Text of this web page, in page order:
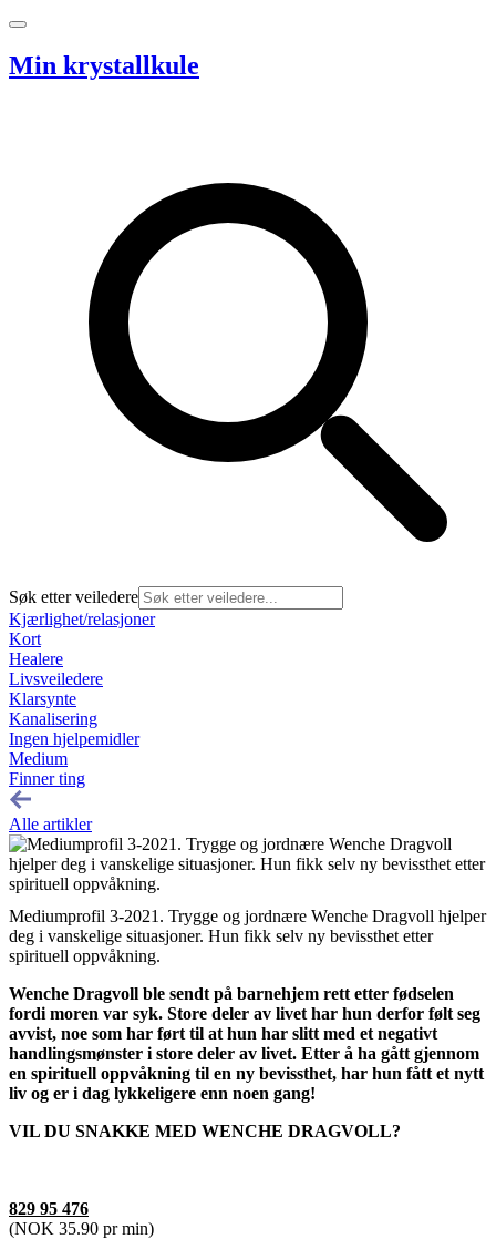
Hopp til innhold
Min krystallkule
Søk etter veiledere
Kjærlighet/relasjoner
Kort
Healere
Livsveiledere
Klarsynte
Kanalisering
Ingen hjelpemidler
Medium
Finner ting
Alle artikler
Mediumprofil 3-2021. Trygge og jordnære Wenche Dragvoll hjelper
deg i vanskelige situasjoner. Hun fikk selv ny bevissthet etter
spirituell oppvåkning.
Wenche Dragvoll ble sendt på barnehjem rett etter fødselen
fordi moren var syk. Store deler av livet har hun derfor følt seg
avvist, noe som har ført til at hun har slitt med et negativt
handlingsmønster i store deler av livet. Etter å ha gått gjennom
en spirituell oppvåkning til en ny bevissthet, har hun fått et nytt
liv og er i dag lykkeligere enn noen gang!
VIL DU SNAKKE MED WENCHE DRAGVOLL?
829 95 476
(NOK 35.90 pr min)